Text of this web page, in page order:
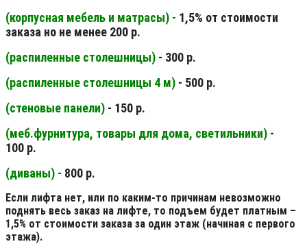
(корпусная мебель и матрасы) - 1,5% от стоимости
заказа но не менее 200 р.
(распиленные столешницы) - 300 р.
(распиленные столешницы 4 м) - 500 р.
(стеновые панели) - 150 р.
(меб.фурнитура, товары для дома, светильники) -
100 р.
(диваны) - 800 р.
Если лифта нет, или по каким-то причинам невозможно
поднять весь заказ на лифте, то подъем будет платным –
1,5% от стоимости заказа за один этаж (начиная с первого
этажа).